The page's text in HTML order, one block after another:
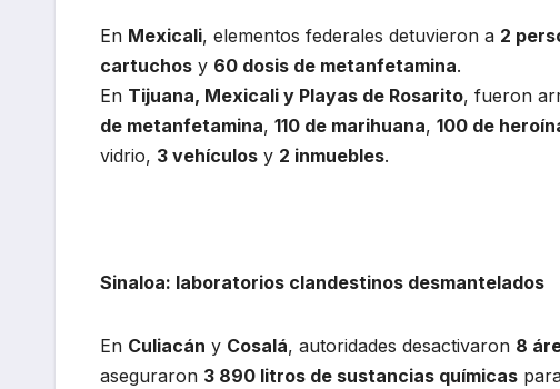
En Mexicali, elementos federales detuvieron a 2
cartuchos y 60 dosis de metanfetamina.
En Tijuana, Mexicali y Playas de Rosarito, fueron
de metanfetamina, 110 de marihuana, 100 de
vidrio, 3 vehículos y 2 inmuebles.
Sinaloa: laboratorios clandestinos desmantelados
En Culiacán y Cosalá, autoridades desactivaron 8
aseguraron 3 890 litros de sustancias químicas